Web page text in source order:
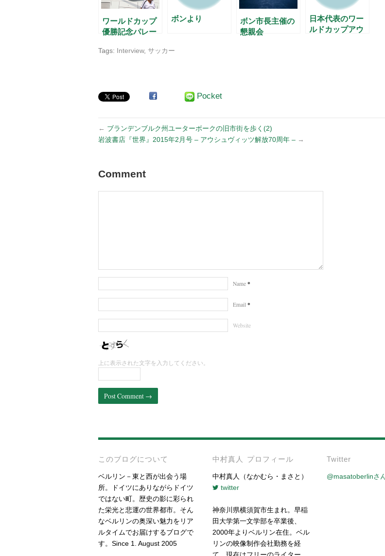
ワールドカップ
優勝記念パレー
ボンより
ボン市長主催の
懇親会
日本代表のワー
ルドカップアウ
Tags: Interview, サッカー
Pocket
← ブランデンブルク州ユーターボークの旧市街を歩く(2)
岩波書店『世界』2015年2月号 – アウシュヴィッツ解放70周年 – →
Comment
Name *
Email *
Website
上に表示された文字を入力してください。
このブログについて
ベルリン－東と西が出会う場
所。ドイツにありながらドイツ
ではない町。歴史の影に彩られ
た栄光と悲運の世界都市。そん
なベルリンの奥深い魅力をリア
ルタイムでお届けするブログで
す。Since 1. August 2005
中村真人 プロフィール
中村真人（なかむら・まさと）
twitter
神奈川県横須賀市生まれ。早稲
田大学第一文学部を卒業後、
2000年よりベルリン在住。ベル
リンの映像制作会社勤務を経
Twitter
@masatoberlinさ